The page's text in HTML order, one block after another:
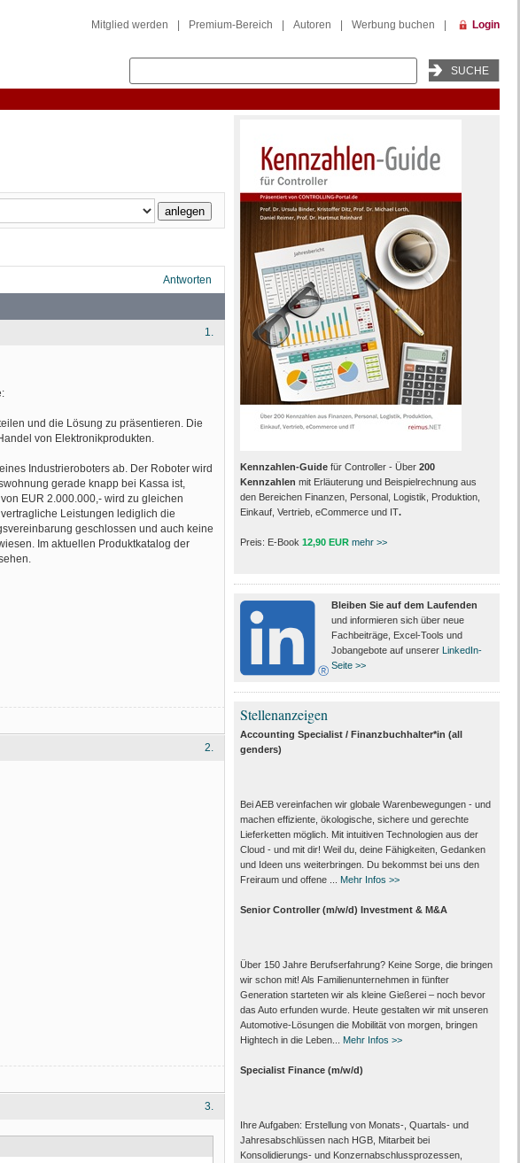
Mitglied werden Premium-Bereich Autoren Werbung buchen Login
Antworten
1.
und die Lösung zu präsentieren. Die
von Elektronikprodukten.
Industrieroboters ab. Der Roboter wird
gerade knapp bei Kassa ist,
EUR 2.000.000,- wird zu gleichen
Leistungen lediglich die
geschlossen und auch keine
Im aktuellen Produktkatalog der
2.
3.
Kennzahlen-Guidefür Controller - Über 200
Kennzahlen mit Erläuterung und Beispielrechnung aus
den Bereichen Finanzen, Personal, Logistik, Produktion,
Einkauf, Vertrieb, eCommerce und IT.
Preis: E-Book 12,90 EUR mehr >>
Bleiben Sie auf dem Laufenden
und informieren sich über neue
Fachbeiträge, Excel-Tools und
Jobangebote auf unserer LinkedIn-
Seite >>
Stellenanzeigen
Accounting Specialist / Finanzbuchhalter*in (all
genders)
Bei AEB vereinfachen wir globale Warenbewegungen - und
machen effiziente, ökologische, sichere und gerechte
Lieferketten möglich. Mit intuitiven Technologien aus der
Cloud - und mit dir! Weil du, deine Fähigkeiten, Gedanken
und Ideen uns weiterbringen. Du bekommst bei uns den
Freiraum und offene ...
Mehr Infos >>
Senior Controller (m/w/d) Investment & M&A
Über 150 Jahre Berufserfahrung? Keine Sorge, die bringen
wir schon mit! Als Familienunternehmen in fünfter
Generation starteten wir als kleine Gießerei – noch bevor
das Auto erfunden wurde. Heute gestalten wir mit unseren
Automotive-Lösungen die Mobilität von morgen, bringen
Hightech in die Leben...
Mehr Infos >>
Specialist Finance (m/w/d)
Ihre Aufgaben: Erstellung von Monats‑, Quartals‑ und
Jahresabschlüssen nach HGB, Mitarbeit bei
Konsolidierungs‑ und Konzernabschlussprozessen,